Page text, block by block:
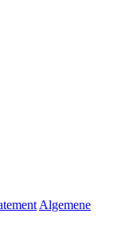
Algemene